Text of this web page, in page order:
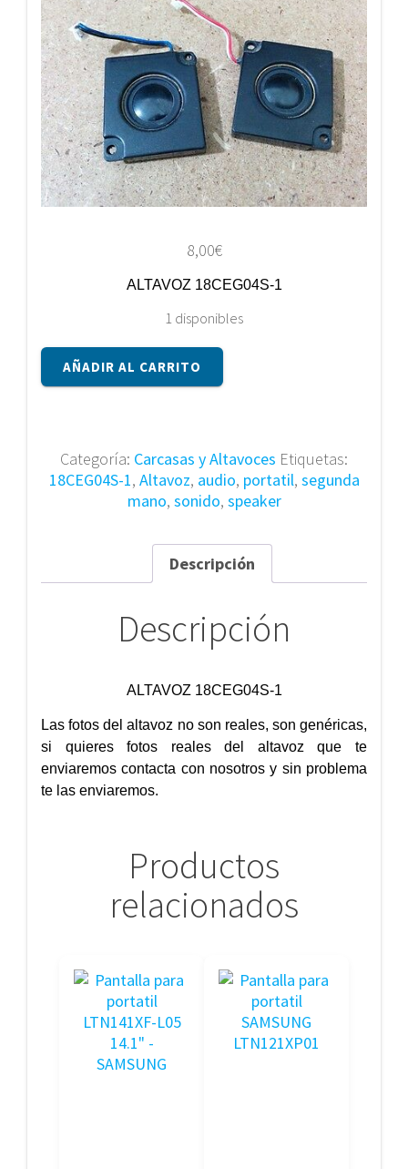
8,00€
ALTAVOZ 18CEG04S-1
1 disponibles
ALTAVOZ
18CEG04S-
AÑADIR AL CARRITO
Categoría: Carcasas y Altavoces Etiquetas:
18CEG04S-1, Altavoz, audio, portatil, segunda
mano, sonido, speaker
Descripción
Descripción
ALTAVOZ 18CEG04S-1
Las fotos del altavoz no son reales, son genéricas,
si quieres fotos reales del altavoz que te
enviaremos contacta con nosotros y sin problema
te las enviaremos.
Productos
relacionados